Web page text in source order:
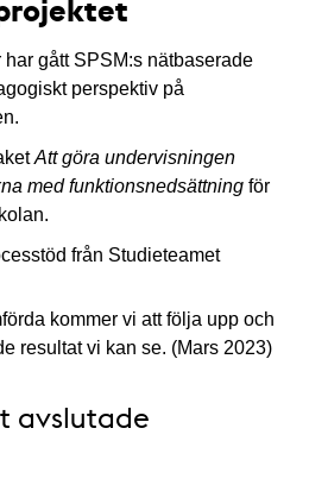
har gått SPSM:s nätbaserade
perspektiv på
Att göra undervisningen
med funktionsnedsättning för
från Studieteamet
kommer vi att följa upp och
resultat vi kan se. (Mars 2023)
avslutade